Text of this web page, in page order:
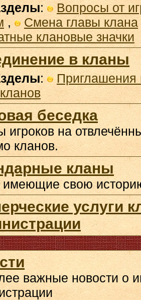
:
Вопросы от
,
Смена главы клана
клановые значки
в кланы
:
Приглашения
беседка
игроков на
кланов.
кланы
свою
услуги
важные новости о